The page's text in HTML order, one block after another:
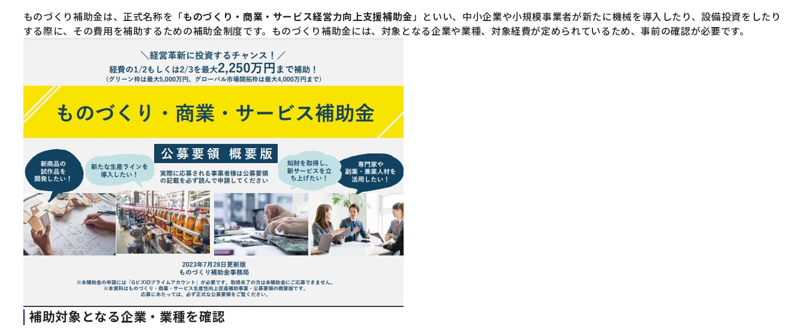
ものづくり補助金は、正式名称を「ものづくり・商業・サービス経営力向上支援補助金」といい、中小企業や小規模事業者が新たに機械を導入したり、設備投資をしたり
する際に、その費用を補助するための補助金制度です。ものづくり補助金には、対象となる企業や業種、対象経費が定められているため、事前の確認が必要です。
補助対象となる企業・業種を確認